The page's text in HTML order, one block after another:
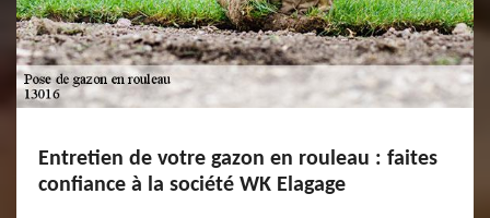
Entretien de votre gazon en rouleau : faites
confiance à la société WK Elagage